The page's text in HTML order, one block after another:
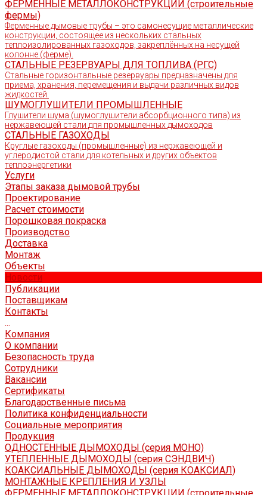
ФЕРМЕННЫЕ МЕТАЛЛОКОНСТРУКЦИИ (строительные
фермы)
Ферменные дымовые трубы – это самонесущие металлические
конструкции, состоящее из нескольких стальных
теплоизолированных газоходов, закреплённых на несущей
колонне (ферме).
СТАЛЬНЫЕ РЕЗЕРВУАРЫ ДЛЯ ТОПЛИВА (РГС)
Стальные горизонтальные резервуары предназначены для
приема, хранения, перемещения и выдачи различных видов
жидкостей.
ШУМОГЛУШИТЕЛИ ПРОМЫШЛЕННЫЕ
Глушители шума (шумоглушители абсорбционного типа) из
нержавеющей стали для промышленных дымоходов
СТАЛЬНЫЕ ГАЗОХОДЫ
Круглые газоходы (промышленные) из нержавеющей и
углеродистой стали для котельных и других объектов
теплоэнергетики
Услуги
Этапы заказа дымовой трубы
Проектирование
Расчет стоимости
Порошковая покраска
Производство
Доставка
Монтаж
Объекты
Новости
Публикации
Поставщикам
Контакты
...
Компания
О компании
Безопасность труда
Сотрудники
Вакансии
Сертификаты
Благодарственные письма
Политика конфиденциальности
Социальные мероприятия
Продукция
ОДНОСТЕННЫЕ ДЫМОХОДЫ (серия МОНО)
УТЕПЛЕННЫЕ ДЫМОХОДЫ (серия СЭНДВИЧ)
КОАКСИАЛЬНЫЕ ДЫМОХОДЫ (серия КОАКСИАЛ)
МОНТАЖНЫЕ КРЕПЛЕНИЯ И УЗЛЫ